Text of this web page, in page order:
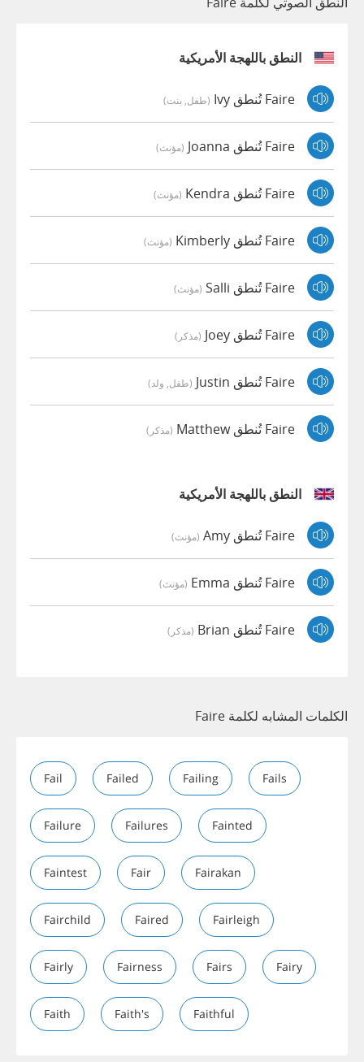
النطق باللهجة الأمريكية
Faire تُنطق Ivy (طفل, بنت)
Faire تُنطق Joanna (مؤنث)
Faire تُنطق Kendra (مؤنث)
Faire تُنطق Kimberly (مؤنث)
Faire تُنطق Salli (مؤنث)
Faire تُنطق Joey (مذكر)
Faire تُنطق Justin (طفل, ولد)
Faire تُنطق Matthew (مذكر)
النطق باللهجة الأمريكية
Faire تُنطق Amy (مؤنث)
Faire تُنطق Emma (مؤنث)
Faire تُنطق Brian (مذكر)
الكلمات المشابه لكلمة Faire
Fail Failed Failing Fails
Failure Failures Fainted
Faintest Fair Fairakan
Fairchild Faired Fairleigh
Fairly Fairness Fairs Fairy
Faith Faith's Faithful